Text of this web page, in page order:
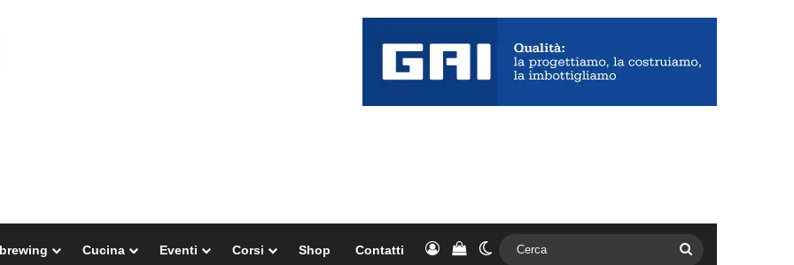
Cucina Eventi Corsi Shop Contatti AccediVedi il carrello
Cambia aspetto